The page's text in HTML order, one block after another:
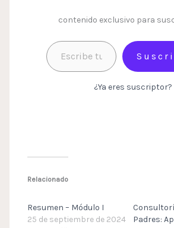
contenido exclusivo para
¿Ya eres suscriptor?
Relacionado
Resumen – Módulo I
25 de septiembre de 2024
Padres: